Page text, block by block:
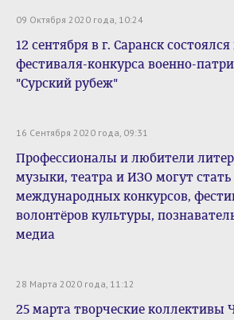
09 Октября 2020 года, 10:24
12 сентября в г. Саранск
фестиваля-конкурса военно-
"Сурский рубеж"
16 Сентября 2020 года, 09:31
Профессионалы и любители
музыки, театра и ИЗО могут
международных конкурсов,
волонтёров культуры,
медиа
28 Марта 2020 года, 11:12
25 марта творческие коллективы